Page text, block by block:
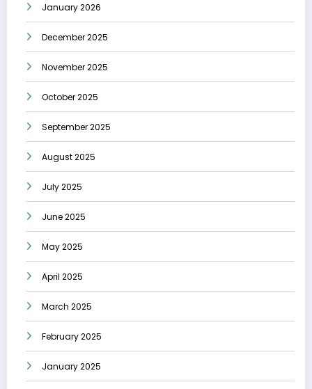
January 2026
December 2025
November 2025
October 2025
September 2025
August 2025
July 2025
June 2025
May 2025
April 2025
March 2025
February 2025
January 2025